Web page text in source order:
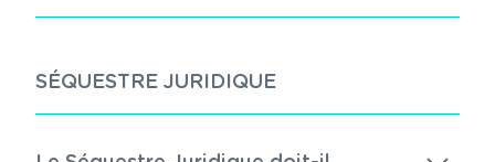
SÉQUESTRE JURIDIQUE